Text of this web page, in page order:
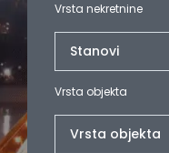
Vrsta nekretnine
Vrsta objekta